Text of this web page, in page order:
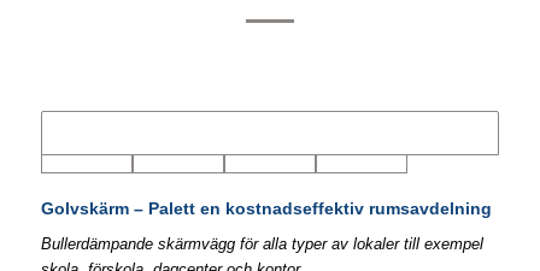
Golvskärm – Palett en kostnadseffektiv rumsavdelning
Bullerdämpande skärmvägg för alla typer av lokaler till exempel